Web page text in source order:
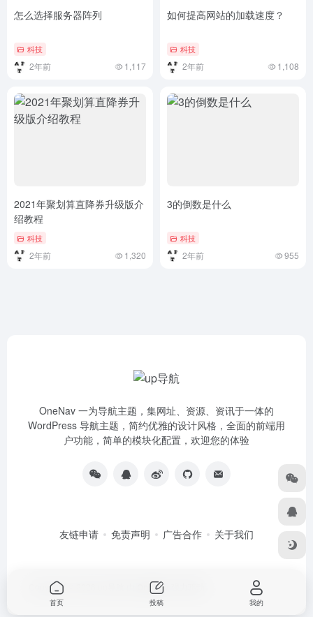
怎么选择服务器阵列
科技
2年前 1,117
如何提高网站的加载速度？
科技
2年前 1,108
2021年聚划算直降券升级版介
绍教程
科技
2年前 1,320
3的倒数是什么
科技
2年前 955
OneNav 一为导航主题，集网址、资源、资讯于一体的
WordPress 导航主题，简约优雅的设计风格，全面的前端用
户功能，简单的模块化配置，欢迎您的体验
友链申请 免责声明 广告合作 关于我们
Copyright © 2026 OneNav
首页 投稿 我的